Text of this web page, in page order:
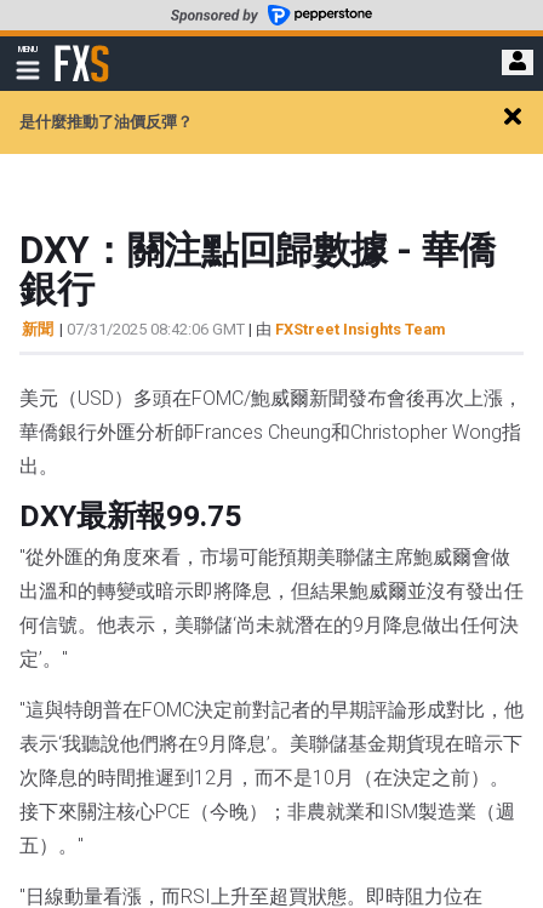
至
要
MENU
顯
示
航
FXStreet
是什麼推動了油價反彈？
alert
DXY：關注點回歸數據 - 華僑
銀行
新聞 | 07/31/2025 08:42:06 GMT | 由 FXStreet Insights Team
美元（USD）多頭在FOMC/鮑威爾新聞發布會後再次上漲，
華僑銀行外匯分析師Frances Cheung和Christopher Wong指
出。
DXY最新報99.75
"從外匯的角度來看，市場可能預期美聯儲主席鮑威爾會做
出溫和的轉變或暗示即將降息，但結果鮑威爾並沒有發出任
何信號。他表示，美聯儲‘尚未就潛在的9月降息做出任何決
定’。"
"這與特朗普在FOMC決定前對記者的早期評論形成對比，他
表示‘我聽說他們將在9月降息’。美聯儲基金期貨現在暗示下
次降息的時間推遲到12月，而不是10月（在決定之前）。
接下來關注核心PCE（今晚）；非農就業和ISM製造業（週
五）。"
"日線動量看漲，而RSI上升至超買狀態。即時阻力位在